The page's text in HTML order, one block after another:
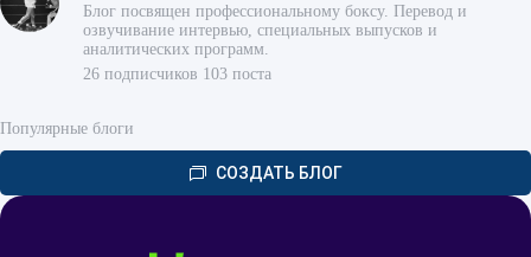
Блог посвящен профессиональному боксу. Перевод и
озвучивание интервью, специальных выпусков и
аналитических программ.
26 подписчиков 103 поста
Популярные блоги
СОЗДАТЬ БЛОГ